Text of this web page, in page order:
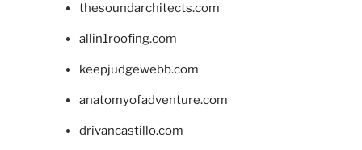
thesoundarchitects.com
allin1roofing.com
keepjudgewebb.com
anatomyofadventure.com
drivancastillo.com